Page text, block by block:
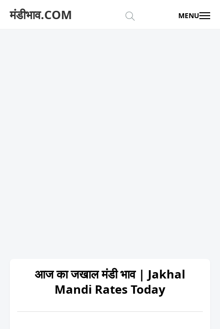
मंडीभाव.COM MENU
आज का जखाल मंडी भाव | Jakhal
Mandi Rates Today